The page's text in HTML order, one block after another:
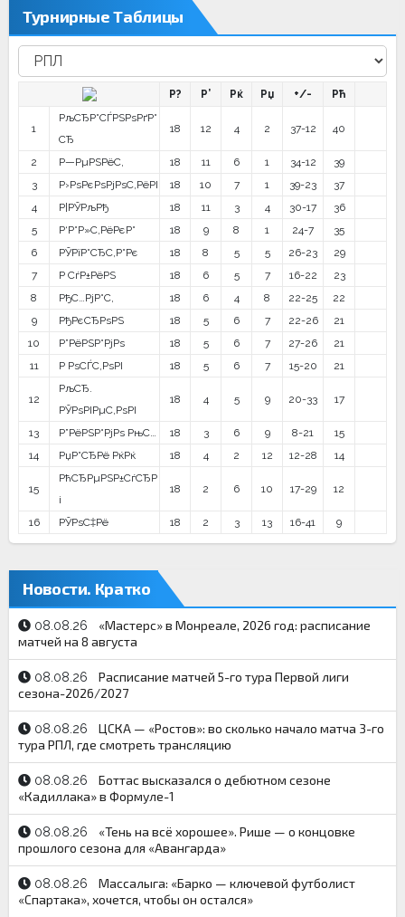
Турнирные Таблицы
Р? Р’ Рќ Рџ +/- Рћ
1
РљСЂР°СЃРЅРѕРґР°
СЂ
18 12 4 2 37-12 40
2 Р—РµРЅРёС‚ 18 11 6 1 34-12
39
3
Р›РѕРєРѕРјРѕС‚РёРІ 18 10 7 1 39-23
37
4
Р¦РЎРљРђ 18 11 3 4 30-17
36
5
Р‘Р°Р»С‚РёРєР° 18 9 8 1 24-7
35
6
РЎРїР°СЂС‚Р°Рє 18 8 5 5 26-23
29
7
Р СѓР±РёРЅ 18 6 5 7 16-22
23
8
РђС…РјР°С‚ 18 6 4 8 22-25
22
9
РђРєСЂРѕРЅ 18 5 6 7 22-26
21
10
Р”РёРЅР°РјРѕ 18 5 6 7 27-26
21
11
Р РѕСЃС‚РѕРІ 18 5 6 7 15-20 21
12
РљСЂ.
РЎРѕРІРµС‚РѕРІ
18 4 5 9 20-33 17
13 Р”РёРЅР°РјРѕ РњС… 18 3 6 9 8-21
15
14
РџР°СЂРё РќРќ 18 4 2 12 12-28 14
15
РћСЂРµРЅР±СѓСЂР
і
18 2 6 10 17-29 12
16 РЎРѕС‡Рё 18 2 3 13 16-41 9
Новости. Кратко
08.08.26
«Мастерс» в Монреале, 2026 год: расписание
матчей на 8 августа
08.08.26
Расписание матчей 5-го тура Первой лиги
сезона-2026/2027
08.08.26
ЦСКА — «Ростов»: во сколько начало матча 3-го
тура РПЛ, где смотреть трансляцию
08.08.26
Боттас высказался о дебютном сезоне
«Кадиллака» в Формуле-1
08.08.26
«Тень на всё хорошее». Рише — о концовке
прошлого сезона для «Авангарда»
08.08.26
Массалыга: «Барко — ключевой футболист
«Спартака», хочется, чтобы он остался»